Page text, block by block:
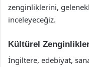
zenginliklerini,
inceleyeceğiz.
Kültürel
İngiltere, edebiyat,